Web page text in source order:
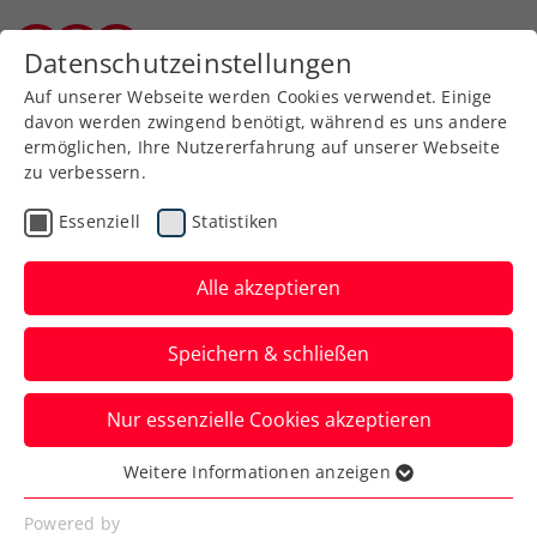
Zurück zur Newsübersicht
Turniere
Generali Open Kitzbühel
2024 mit Ofner und
Thiem
Österreichs Nummern eins und zwei
haben ihre fixen Zusagen fürs ATP-250-
Turnier in Tirol gegeben.
Verfasst von: Presseaussendung / Redaktion, 10.01.2024
Datenschutzeinstellungen
Auf unserer Webseite werden Cookies verwendet. Einige
davon werden zwingend benötigt, während es uns andere
ermöglichen, Ihre Nutzererfahrung auf unserer Webseite
zu verbessern.
Essenziell Statistiken
Alle akzeptieren
Speichern & schließen
Nur essenzielle Cookies akzeptieren
Essenziell
Essenzielle Cookies werden für grundlegende
Weitere Informationen anzeigen
Powered by